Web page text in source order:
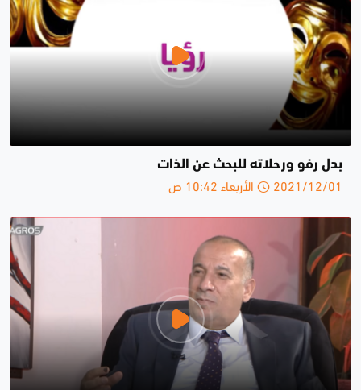
بدل رفو ورحلاته للبحث عن الذات
2021/12/01 الأربعاء 10:42 ص